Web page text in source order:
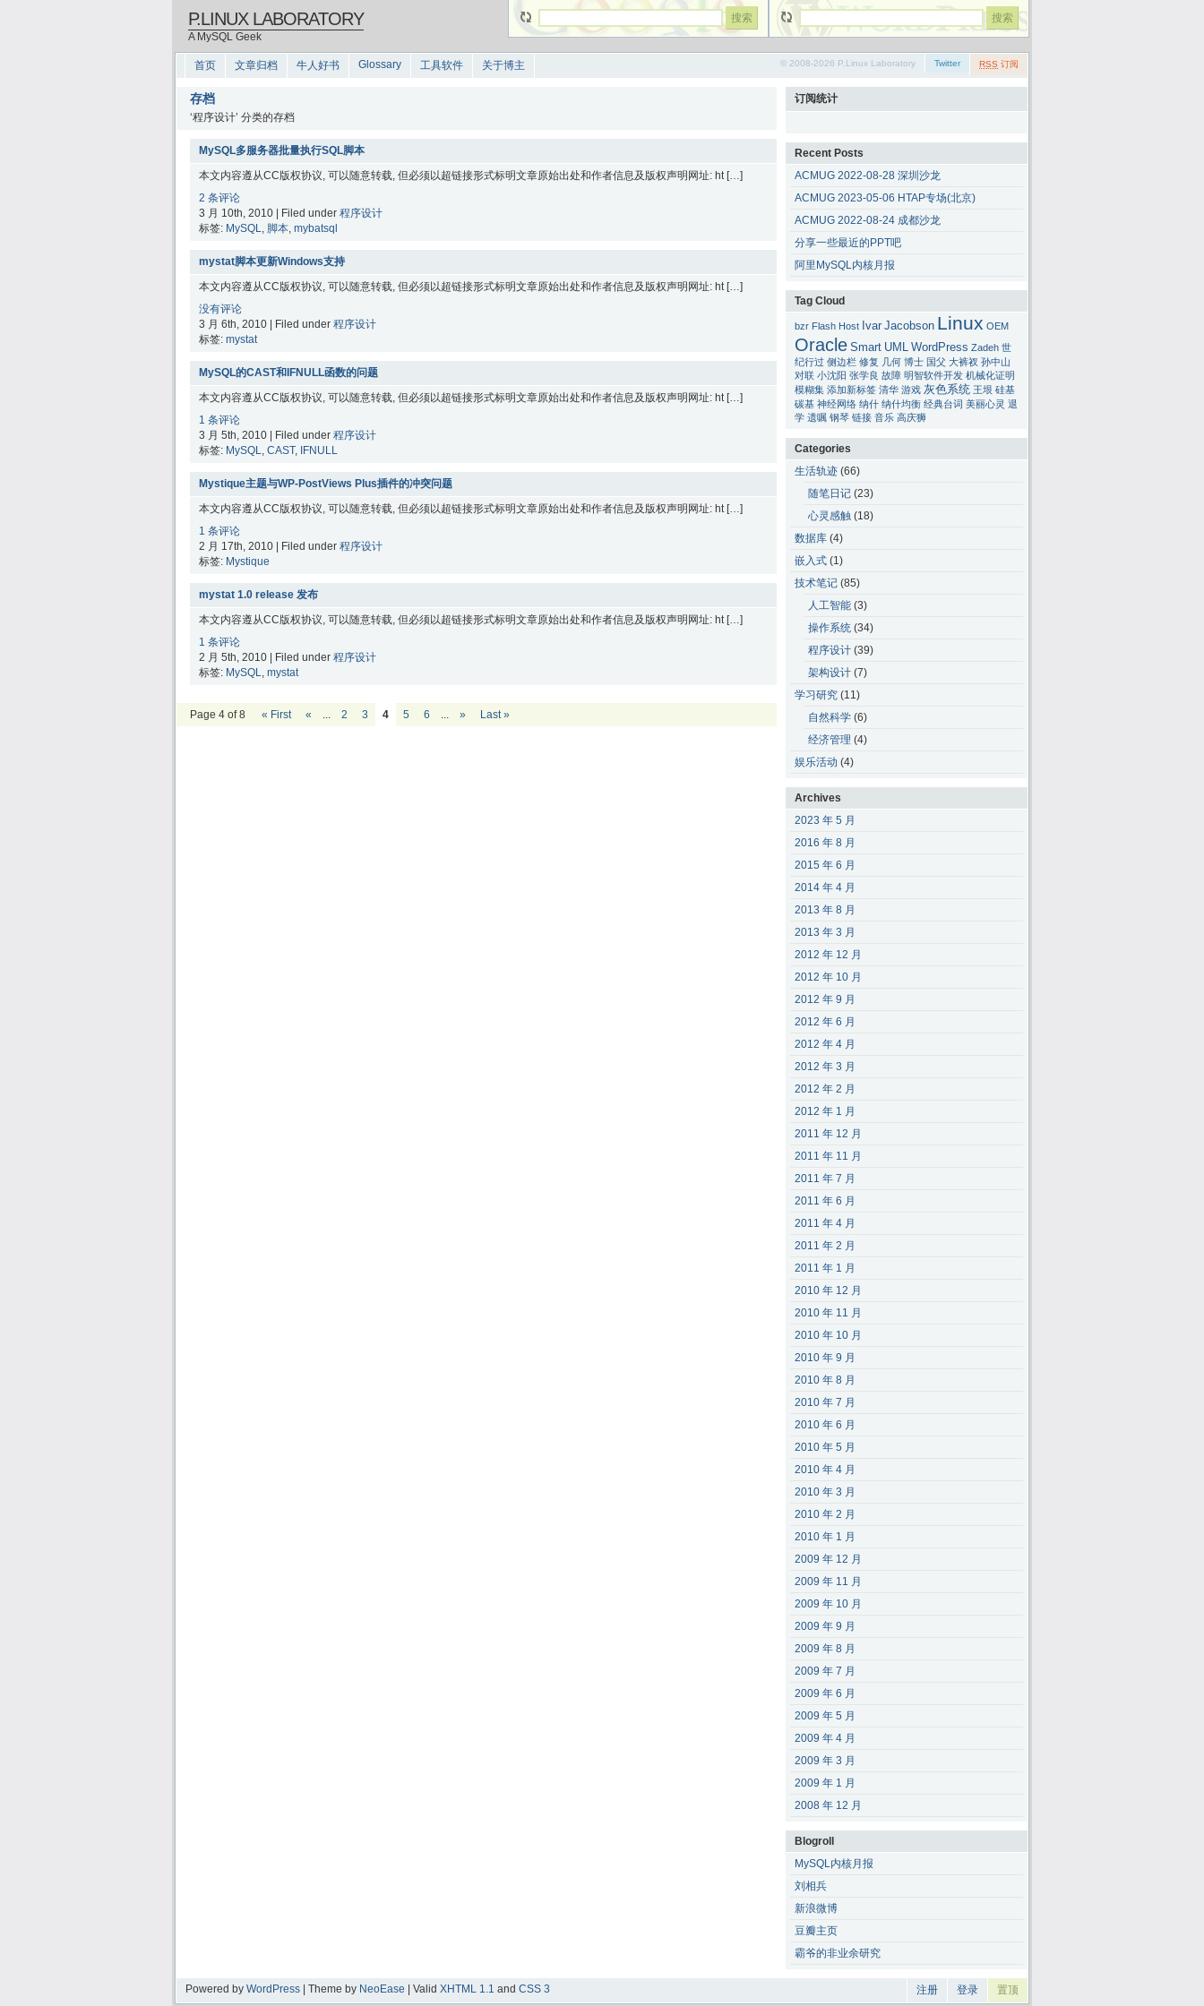
P.LINUX LABORATORY
A MySQL Geek
首页 文章归档 牛人好书 Glossary 工具软件 关于博主 RSS 订阅
Twitter
© 2008-2026 P.Linux Laboratory
存档
‘程序设计’ 分类的存档
MySQL多服务器批量执行SQL脚本
本文内容遵从CC版权协议, 可以随意转载, 但必须以超链接形式标明文章原始出处和作者信息及版权声明网址: ht […]
2 条评论
3 月 10th, 2010 | Filed under 程序设计
标签: MySQL, 脚本, mybatsql
mystat脚本更新Windows支持
本文内容遵从CC版权协议, 可以随意转载, 但必须以超链接形式标明文章原始出处和作者信息及版权声明网址: ht […]
没有评论
3 月 6th, 2010 | Filed under 程序设计
标签: mystat
MySQL的CAST和IFNULL函数的问题
本文内容遵从CC版权协议, 可以随意转载, 但必须以超链接形式标明文章原始出处和作者信息及版权声明网址: ht […]
1 条评论
3 月 5th, 2010 | Filed under 程序设计
标签: MySQL, CAST, IFNULL
Mystique主题与WP-PostViews Plus插件的冲突问题
本文内容遵从CC版权协议, 可以随意转载, 但必须以超链接形式标明文章原始出处和作者信息及版权声明网址: ht […]
1 条评论
2 月 17th, 2010 | Filed under 程序设计
标签: Mystique
mystat 1.0 release 发布
本文内容遵从CC版权协议, 可以随意转载, 但必须以超链接形式标明文章原始出处和作者信息及版权声明网址: ht […]
1 条评论
2 月 5th, 2010 | Filed under 程序设计
标签: MySQL, mystat
Page 4 of 8 « First « ... 2 3 4 5 6 ... » Last »
订阅统计
Recent Posts
ACMUG 2022-08-28 深圳沙龙
ACMUG 2023-05-06 HTAP专场(北京)
ACMUG 2022-08-24 成都沙龙
分享一些最近的PPT吧
阿里MySQL内核月报
Tag Cloud
bzr Flash Host Ivar Jacobson Linux OEM
Oracle Smart UML WordPress Zadeh 世
纪行过 侧边栏 修复 几何 博士 国父 大裤衩 孙中山
对联 小沈阳 张学良 故障 明智软件开发 机械化证明
模糊集 添加新标签 清华 游戏 灰色系统 王垠 硅基
碳基 神经网络 纳什 纳什均衡 经典台词 美丽心灵 退
学 遗嘱 钢琴 链接 音乐 高庆狮
Categories
生活轨迹 (66)
随笔日记 (23)
心灵感触 (18)
数据库 (4)
嵌入式 (1)
技术笔记 (85)
人工智能 (3)
操作系统 (34)
程序设计 (39)
架构设计 (7)
学习研究 (11)
自然科学 (6)
经济管理 (4)
娱乐活动 (4)
Archives
2023 年 5 月
2016 年 8 月
2015 年 6 月
2014 年 4 月
2013 年 8 月
2013 年 3 月
2012 年 12 月
2012 年 10 月
2012 年 9 月
2012 年 6 月
2012 年 4 月
2012 年 3 月
2012 年 2 月
2012 年 1 月
2011 年 12 月
2011 年 11 月
2011 年 7 月
2011 年 6 月
2011 年 4 月
2011 年 2 月
2011 年 1 月
2010 年 12 月
2010 年 11 月
2010 年 10 月
2010 年 9 月
2010 年 8 月
2010 年 7 月
2010 年 6 月
2010 年 5 月
2010 年 4 月
2010 年 3 月
2010 年 2 月
2010 年 1 月
2009 年 12 月
2009 年 11 月
2009 年 10 月
2009 年 9 月
2009 年 8 月
2009 年 7 月
2009 年 6 月
2009 年 5 月
2009 年 4 月
2009 年 3 月
2009 年 1 月
2008 年 12 月
Blogroll
MySQL内核月报
刘相兵
新浪微博
豆瓣主页
霸爷的非业余研究
Powered by WordPress | Theme by NeoEase | Valid XHTML 1.1 and CSS 3 注册 登录 置顶